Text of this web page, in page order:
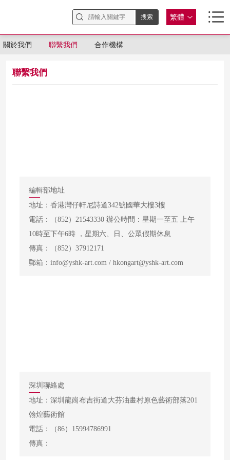
繁體
關於我們 聯繫我們 合作機構
聯繫我們
編輯部地址
地址：香港灣仔軒尼詩道342號國華大樓3樓
電話：（852）21543330 辦公時間：星期一至五 上午
10時至下午6時 ，星期六、日、公眾假期休息
傳真：（852）37912171
郵箱：info@yshk-art.com / hkongart@yshk-art.com
深圳聯絡處
地址：深圳龍崗布吉街道大芬油畫村原色藝術部落201
翰煌藝術館
電話：（86）15994786991
傳真：